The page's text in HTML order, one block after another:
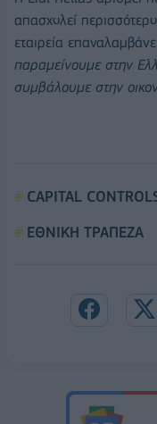
απασχολεί
εταιρεία
παραμείνουμε στην
συμβάλουμε στην
CAPITAL
ΕΘΝΙΚΗ ΤΡΑΠΕΖΑ